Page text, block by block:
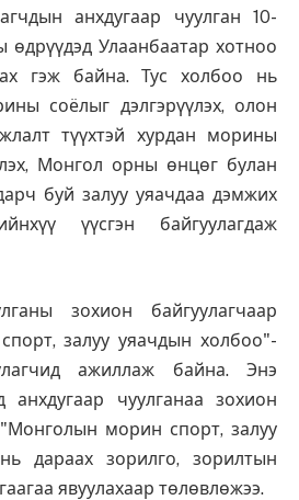
анхдугаар чуулган 10-
өдрүүдэд Улаанбаатар хотноо
гэж байна. Тус холбоо нь
соёлыг дэлгэрүүлэх, олон
түүхтэй хурдан морины
Монгол орны өнцөг булан
буй залуу уяачдаа дэмжих
үүсгэн байгуулагдаж
зохион байгуулагчаар
залуу уяачдын холбоо"-
ажиллаж байна. Энэ
анхдугаар чуулганаа зохион
морин спорт, залуу
дараах зорилго, зорилтын
явуулахаар төлөвлөжээ.